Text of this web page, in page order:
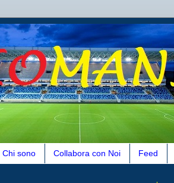
Chi sono Collabora con Noi Feed